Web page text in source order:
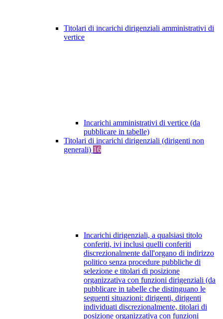
Titolari di incarichi dirigenziali amministrativi di
vertice
Incarichi amministrativi di vertice (da
pubblicare in tabelle)
Titolari di incarichi dirigenziali (dirigenti non
generali) 16
Incarichi dirigenziali, a qualsiasi titolo
conferiti, ivi inclusi quelli conferiti
discrezionalmente dall'organo di indirizzo
politico senza procedure pubbliche di
selezione e titolari di posizione
organizzativa con funzioni dirigenziali (da
pubblicare in tabelle che distinguano le
seguenti situazioni: dirigenti, dirigenti
individuati discrezionalmente, titolari di
posizione organizzativa con funzioni